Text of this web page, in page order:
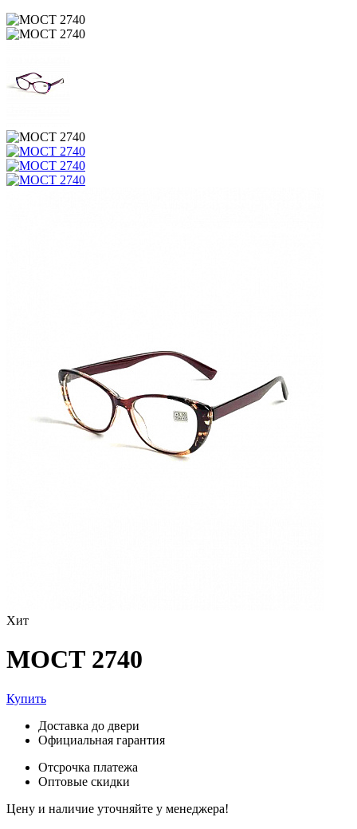
Хит
МОСТ 2740
Купить
Доставка до двери
Официальная гарантия
Отсрочка платежа
Оптовые скидки
Цену и наличие уточняйте у менеджера!